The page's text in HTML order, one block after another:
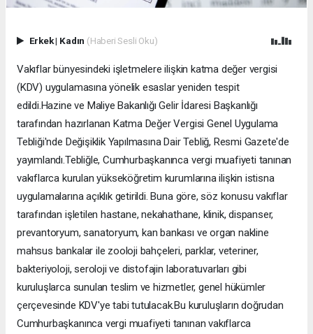
Erkek| Kadın (Haberi Sesli Oku)
Vakıflar bünyesindeki işletmelere ilişkin katma değer vergisi
(KDV) uygulamasına yönelik esaslar yeniden tespit
edildi.Hazine ve Maliye Bakanlığı Gelir İdaresi Başkanlığı
tarafından hazırlanan Katma Değer Vergisi Genel Uygulama
Tebliği'nde Değişiklik Yapılmasına Dair Tebliğ, Resmi Gazete'de
yayımlandı.Tebliğle, Cumhurbaşkanınca vergi muafiyeti tanınan
vakıflarca kurulan yükseköğretim kurumlarına ilişkin istisna
uygulamalarına açıklık getirildi. Buna göre, söz konusu vakıflar
tarafından işletilen hastane, nekahathane, klinik, dispanser,
prevantoryum, sanatoryum, kan bankası ve organ nakline
mahsus bankalar ile zooloji bahçeleri, parklar, veteriner,
bakteriyoloji, seroloji ve distofajin laboratuvarları gibi
kuruluşlarca sunulan teslim ve hizmetler, genel hükümler
çerçevesinde KDV'ye tabi tutulacak.Bu kuruluşların doğrudan
Cumhurbaşkanınca vergi muafiyeti tanınan vakıflarca